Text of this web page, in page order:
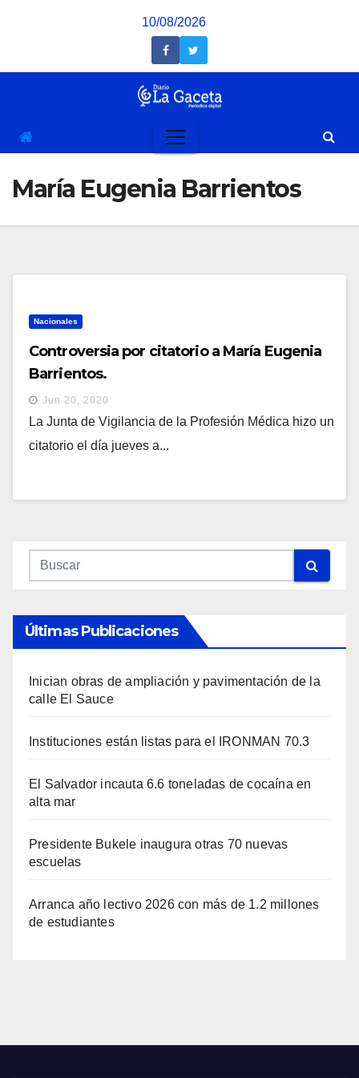
10/08/2026
María Eugenia Barrientos
Nacionales
Controversia por citatorio a María Eugenia
Barrientos.
Jun 20, 2020
La Junta de Vigilancia de la Profesión Médica hizo un
citatorio el día jueves a...
Últimas Publicaciones
Inician obras de ampliación y pavimentación de la
calle El Sauce
Instituciones están listas para el IRONMAN 70.3
El Salvador incauta 6.6 toneladas de cocaína en
alta mar
Presidente Bukele inaugura otras 70 nuevas
escuelas
Arranca año lectivo 2026 con más de 1.2 millones
de estudiantes